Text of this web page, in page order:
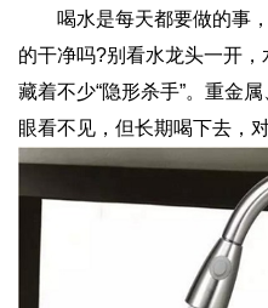
喝水是每天都要做的事，
的干净吗?别看水龙头一开
藏着不少“隐形杀手”。重金
眼看不见，但长期喝下去，